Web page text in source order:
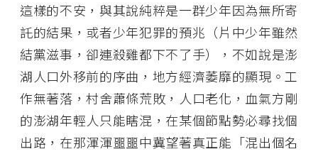
這樣的不安，與其說純粹是一群少年因為無所寄
託的結果，或者少年犯罪的預兆（片中少年雖然
結黨滋事，卻連殺雞都下不了手），不如說是澎
湖人口外移前的序曲，地方經濟萎靡的顯現。工
作無著落，村舍蕭條荒敗，人口老化，血氣方剛
的澎湖年輕人只能瞎混，在某個節點勢必尋找個
出路，在那渾渾噩噩中冀望著真正能「混出個名